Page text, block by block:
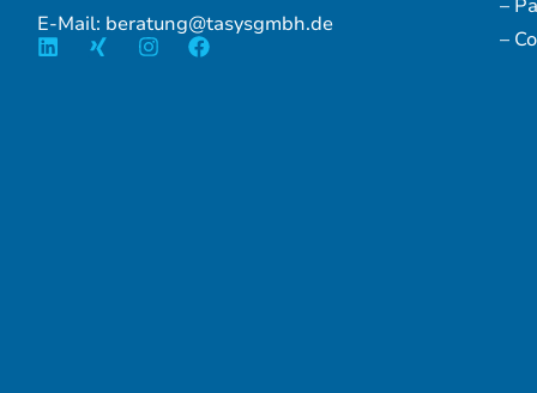
E-Mail: beratung@tasysgmbh.de
–
–